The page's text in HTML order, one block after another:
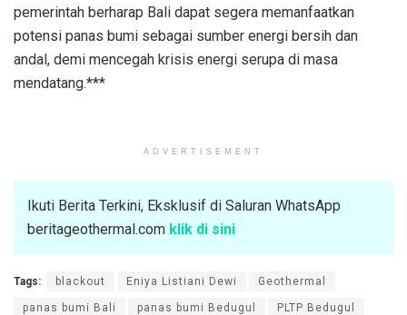
pemerintah berharap Bali dapat segera memanfaatkan
potensi panas bumi sebagai sumber energi bersih dan
andal, demi mencegah krisis energi serupa di masa
mendatang.***
ADVERTISEMENT
Ikuti Berita Terkini, Eksklusif di Saluran WhatsApp
beritageothermal.com klik di sini
Tags: blackout Eniya Listiani Dewi Geothermal
panas bumi Bali panas bumi Bedugul PLTP Bedugul